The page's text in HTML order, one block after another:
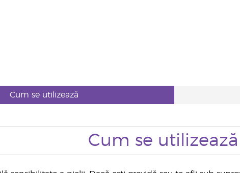
Cum se utilizează
Cum se utilizează